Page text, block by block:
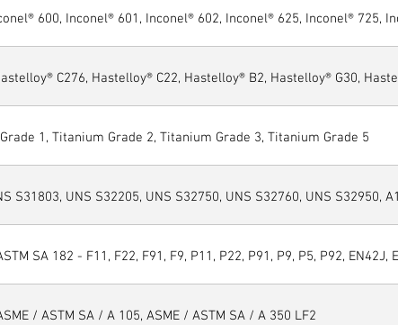
600, Inconel® 601, Inconel® 602, Inconel® 625, Inconel® 725,
C276, Hastelloy® C22, Hastelloy® B2, Hastelloy® G30,
1, Titanium Grade 2, Titanium Grade 3, Titanium Grade 5
S31803, UNS S32205, UNS S32750, UNS S32760, UNS S32950,
SA 182 - F11, F22, F91, F9, P11, P22, P91, P9, P5, P92,
/ ASTM SA / A 105, ASME / ASTM SA / A 350 LF2